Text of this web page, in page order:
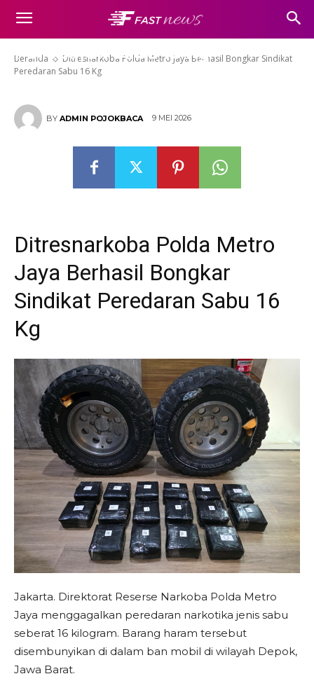
Beranda
Ditresnarkoba Polda Metro Jaya Berhasil Bongkar Sindikat
Peredaran Sabu 16 Kg
Ditresnarkoba Polda Metro Jaya
Berhasil Bongkar Sindikat
Peredaran Sabu 16 Kg
BY ADMIN POJOKBACA 9 MEI 2026
Ditresnarkoba Polda Metro
Jaya Berhasil Bongkar
Sindikat Peredaran Sabu 16
Kg
Jakarta. Direktorat Reserse Narkoba Polda Metro
Jaya menggagalkan peredaran narkotika jenis sabu
seberat 16 kilogram. Barang haram tersebut
disembunyikan di dalam ban mobil di wilayah Depok,
Jawa Barat.